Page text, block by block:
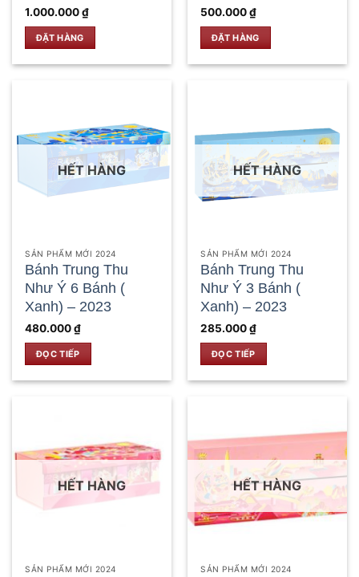
1.000.000₫
ĐẶT HÀNG
500.000₫
ĐẶT HÀNG
HẾT HÀNG
SẢN PHẨM MỚI 2024
Bánh Trung Thu
Như Ý 6 Bánh (
Xanh) – 2023
480.000₫
ĐỌC TIẾP
HẾT HÀNG
SẢN PHẨM MỚI 2024
Bánh Trung Thu
Như Ý 3 Bánh (
Xanh) – 2023
285.000₫
ĐỌC TIẾP
HẾT HÀNG
SẢN PHẨM MỚI 2024
HẾT HÀNG
SẢN PHẨM MỚI 2024